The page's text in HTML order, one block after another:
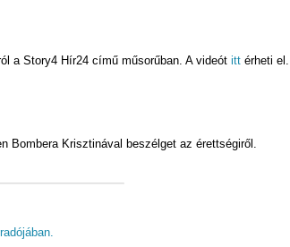
a Story4 Hír24 című műsorűban. A videót itt érheti el.
Bombera Krisztinával beszélget az érettségiről.